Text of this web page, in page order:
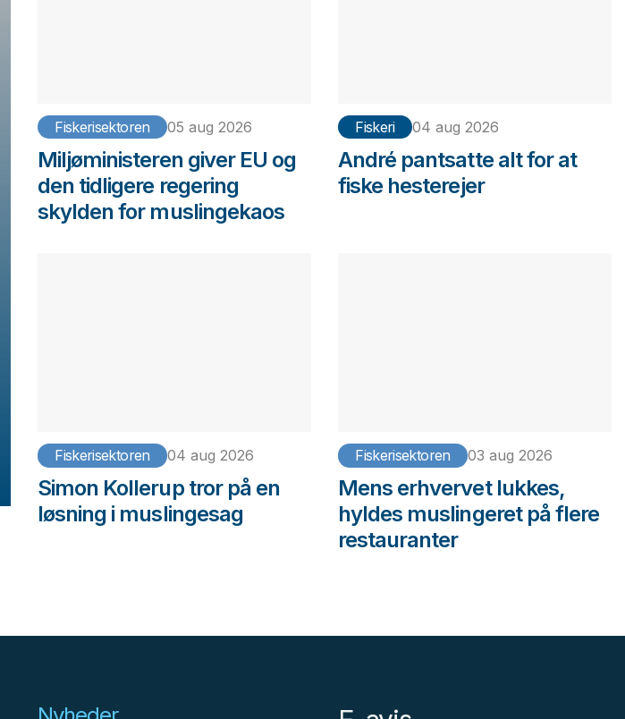
Fiskerisektoren 05 aug 2026
Miljøministeren giver EU og
den tidligere regering
skylden for muslingekaos
Fiskeri 04 aug 2026
André pantsatte alt for at
fiske hesterejer
Fiskerisektoren 04 aug 2026
Simon Kollerup tror på en
løsning i muslingesag
Fiskerisektoren 03 aug 2026
Mens erhvervet lukkes,
hyldes muslingeret på flere
restauranter